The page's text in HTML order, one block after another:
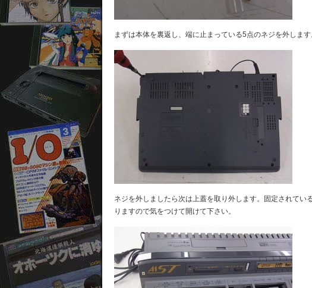
まずは本体を裏返し、端に止まっている5点のネジを外します
ネジを外しましたら次は上蓋を取り外します。固定されて
りますので気をつけて開けて下さい。